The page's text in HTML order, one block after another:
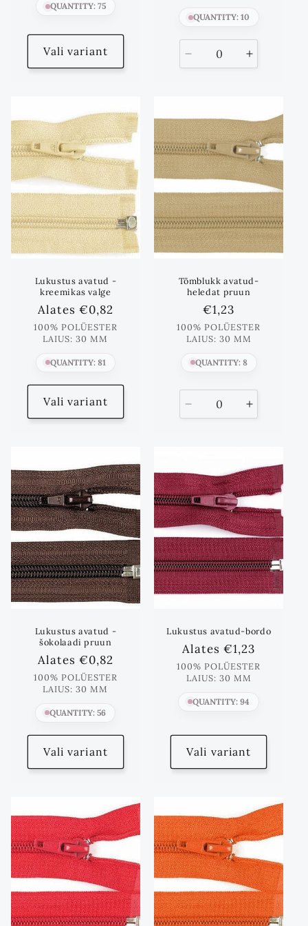
QUANTITY: 75
Vali variant
QUANTITY: 10
Vähenda
Suurenda
Lukustus avatud -
kreemikas valge
Standards
hind
Alates €0,82
100% POLÜESTER
LAIUS: 30 MM
QUANTITY: 81
Vali variant
Tõmblukk avatud-
heledat pruun
Standards
hind
€1,23
100% POLÜESTER
LAIUS: 30 MM
QUANTITY: 8
Vähenda
Suurenda
Lukustus avatud -
šokolaadi pruun
Standards
hind
Alates €0,82
100% POLÜESTER
LAIUS: 30 MM
QUANTITY: 56
Vali variant
Lukustus avatud-bordo
Standards
hind
Alates€1,23
100% POLÜESTER
LAIUS: 30 MM
QUANTITY: 94
Vali variant